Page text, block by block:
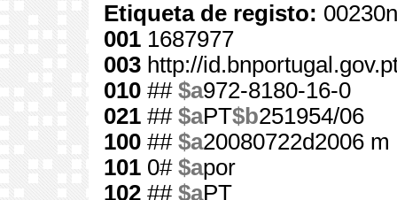
Etiqueta de registo:
001 1687977
003 http://
010 ## $a972-8180-16-0
021 ## $aPT$b251954/06
100 ## $a20080722d2006
101 0# $apor
102 ## $aPT